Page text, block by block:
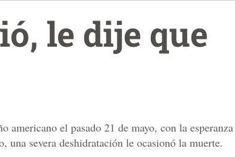
le dije que
americano el pasado 21 de mayo, con la esperanza
severa deshidratación le ocasionó la muerte.